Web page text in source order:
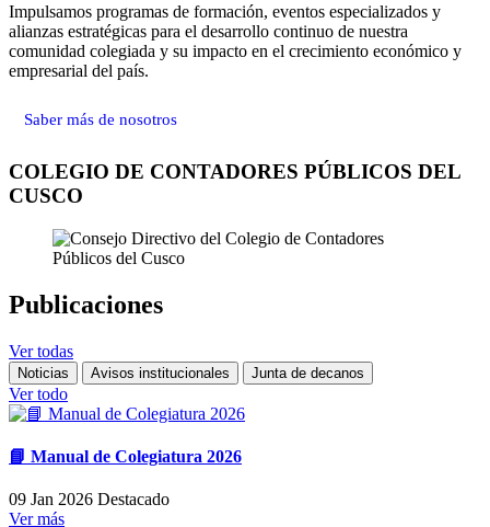
Impulsamos programas de formación, eventos especializados y
alianzas estratégicas para el desarrollo continuo de nuestra
comunidad colegiada y su impacto en el crecimiento económico y
empresarial del país.
Saber más de nosotros
COLEGIO DE CONTADORES PÚBLICOS DEL
CUSCO
Publicaciones
Ver todas
Noticias Avisos institucionales Junta de decanos
Ver todo
📘 Manual de Colegiatura 2026
09 Jan 2026 Destacado
Ver más